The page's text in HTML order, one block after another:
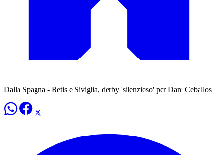
Dalla Spagna - Betis e Siviglia, derby 'silenzioso' per Dani Ceballos